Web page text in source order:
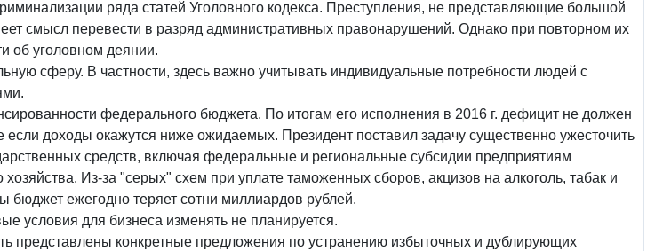
ряда статей Уголовного кодекса. Преступления, не представляющие большой
смысл перевести в разряд административных правонарушений. Однако при повторном их
об уголовном деянии.
сферу. В частности, здесь важно учитывать индивидуальные потребности людей с
федерального бюджета. По итогам его исполнения в 2016 г. дефицит не должен
если доходы окажутся ниже ожидаемых. Президент поставил задачу существенно ужесточить
средств, включая федеральные и региональные субсидии предприятиям
Из-за "серых" схем при уплате таможенных сборов, акцизов на алкоголь, табак и
бюджет ежегодно теряет сотни миллиардов рублей.
условия для бизнеса изменять не планируется.
представлены конкретные предложения по устранению избыточных и дублирующих